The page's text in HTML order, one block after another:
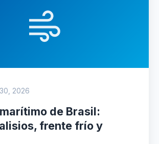
2026
de Brasil:
frente frío y